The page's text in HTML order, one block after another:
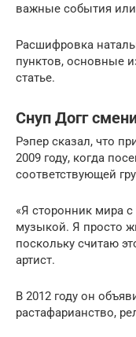
важные события
Расшифровка
пунктов, основные
статье.
Снуп Догг
Рэпер сказал, что
2009 году, когда
соответствующей
«Я сторонник мира с
музыкой. Я просто
поскольку считаю
артист.
В 2012 году он
растафарианство,